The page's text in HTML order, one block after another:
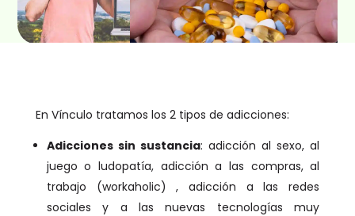
En Vínculo tratamos los 2 tipos de adicciones:
Adicciones sin sustancia: adicción al sexo, al
juego o ludopatía, adicción a las compras, al
trabajo (workaholic) , adicción a las redes
sociales y a las nuevas tecnologías muy